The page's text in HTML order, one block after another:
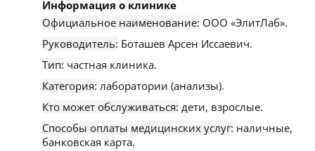
Информация о клинике
Официальное наименование: ООО «ЭлитЛаб».
Руководитель: Боташев Арсен Иссаевич.
Тип: частная клиника.
Категория: лаборатории (анализы).
Кто может обслуживаться: дети, взрослые.
Способы оплаты медицинских услуг: наличные,
банковская карта.